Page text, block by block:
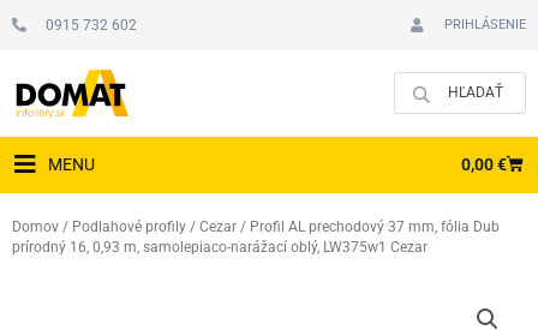
0915 732 602 PRIHLÁSENIE
MENU 0,00€
Domov / Podlahové profily / Cezar / Profil AL prechodový 37 mm, fólia Dub
prírodný 16, 0,93 m, samolepiaco-narážací oblý, LW375w1 Cezar